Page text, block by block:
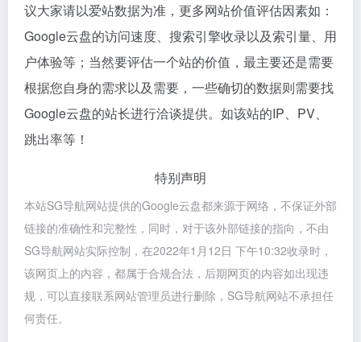
议大家请以爱站数据为准，更多网站价值评估因素如：
Google云盘的访问速度、搜索引擎收录以及索引量、用
户体验等；当然要评估一个站的价值，最主要还是需要
根据您自身的需求以及需要，一些确切的数据则需要找
Google云盘的站长进行洽谈提供。如该站的IP、PV、
跳出率等！
特别声明
本站SG导航网站提供的Google云盘都来源于网络，不保证外部
链接的准确性和完整性，同时，对于该外部链接的指向，不由
SG导航网站实际控制，在2022年1月12日 下午10:32收录时，
该网页上的内容，都属于合规合法，后期网页的内容如出现违
规，可以直接联系网站管理员进行删除，SG导航网站不承担任
何责任。